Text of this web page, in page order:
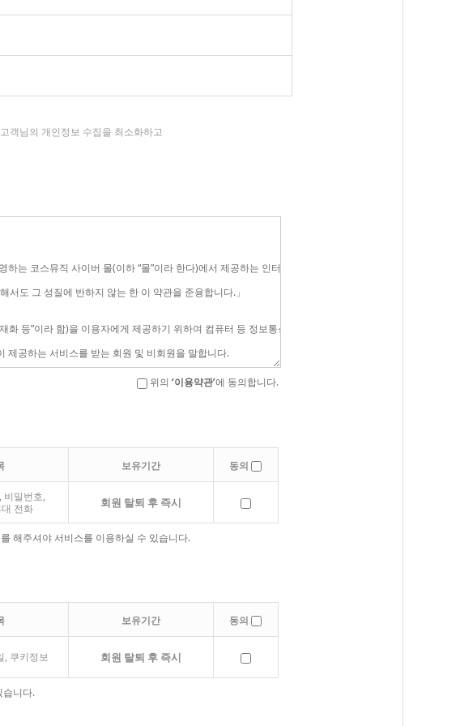
객님의 개인정보 수집을 최소화하고
위의 ‘이용약관’에 동의합니다.
보유기간 동의
비밀번호,
전화
회원 탈퇴 후 즉시
해주셔야 서비스를 이용하실 수 있습니다.
보유기간 동의
, 쿠키정보 회원 탈퇴 후 즉시
니다.